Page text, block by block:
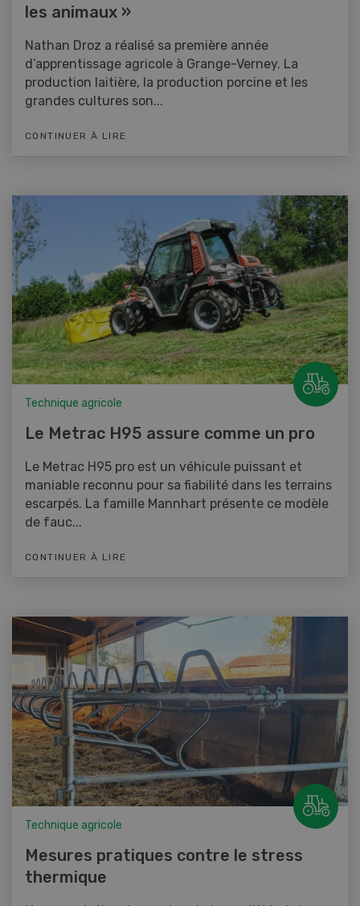
les animaux »
Nathan Droz a réalisé sa première année
d’apprentissage agricole à Grange-Verney. La
production laitière, la production porcine et les
grandes cultures son...
CONTINUER À LIRE
Technique agricole
Le Metrac H95 assure comme un pro
Le Metrac H95 pro est un véhicule puissant et
maniable reconnu pour sa fiabilité dans les terrains
escarpés. La famille Mannhart présente ce modèle
de fauc...
CONTINUER À LIRE
Technique agricole
Mesures pratiques contre le stress
thermique